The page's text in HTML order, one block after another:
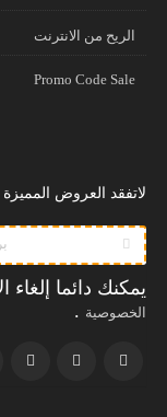
الريح من الانترنت
Promo Code Sale
لاتفقد العروض
يمكنك دائما إلغاء
الخصوصية .